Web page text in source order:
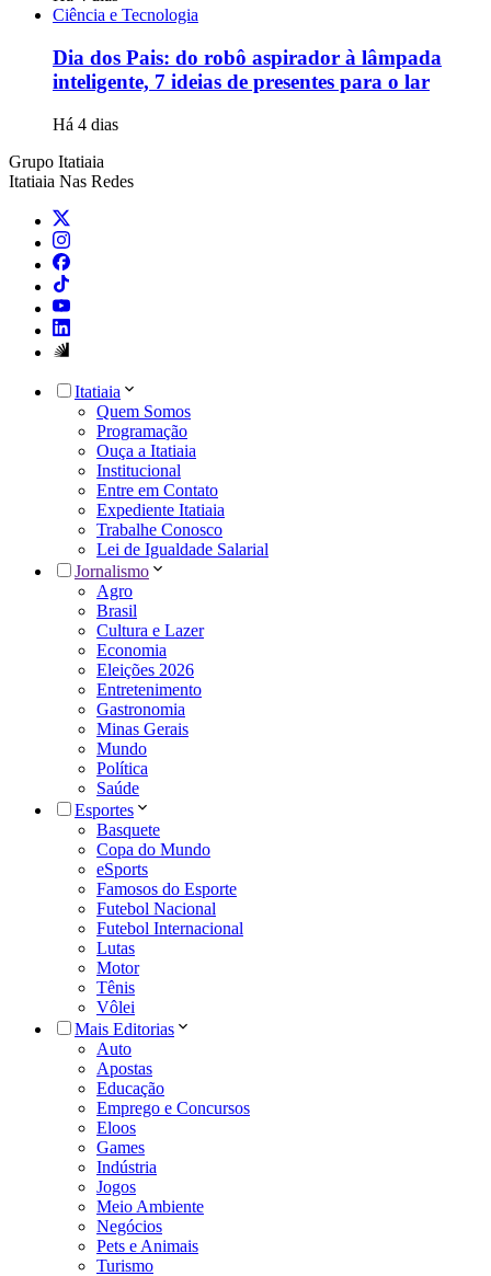
Ciência e Tecnologia
Dia dos Pais: do robô aspirador à lâmpada
inteligente, 7 ideias de presentes para o lar
Há 4 dias
Grupo Itatiaia
Itatiaia Nas Redes
Itatiaia
Quem Somos
Programação
Ouça a Itatiaia
Institucional
Entre em Contato
Expediente Itatiaia
Trabalhe Conosco
Lei de Igualdade Salarial
Jornalismo
Agro
Brasil
Cultura e Lazer
Economia
Eleições 2026
Entretenimento
Gastronomia
Minas Gerais
Mundo
Política
Saúde
Esportes
Basquete
Copa do Mundo
eSports
Famosos do Esporte
Futebol Nacional
Futebol Internacional
Lutas
Motor
Tênis
Vôlei
Mais Editorias
Auto
Apostas
Educação
Emprego e Concursos
Eloos
Games
Indústria
Jogos
Meio Ambiente
Negócios
Pets e Animais
Turismo